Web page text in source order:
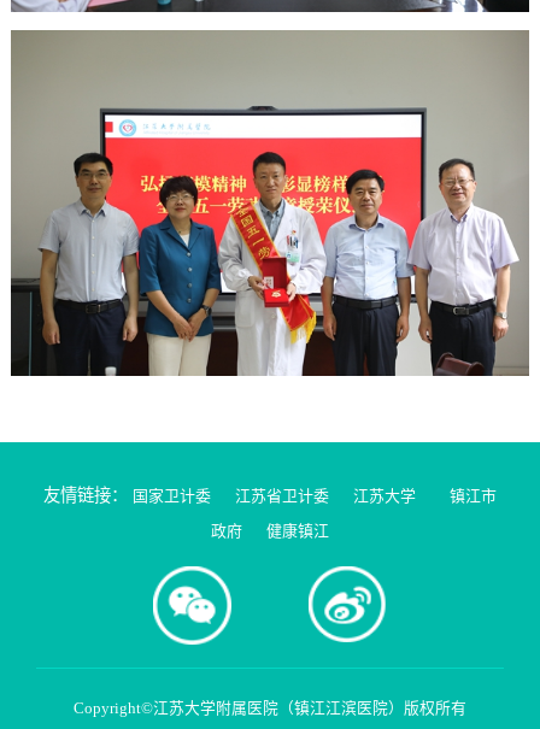
友情链接： 国家卫计委 江苏省卫计委 江苏大学
镇江市
政府
健康镇江
Copyright©江苏大学附属医院（镇江江滨医院）版权所有